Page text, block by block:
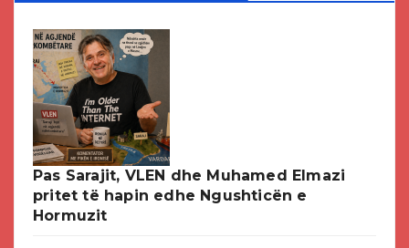
Pas Sarajit, VLEN dhe Muhamed Elmazi
pritet të hapin edhe Ngushticën e
Hormuzit